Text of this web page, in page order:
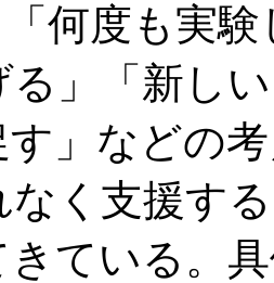
何度も実験
る」「新し
」などの
なく支援す
きている。